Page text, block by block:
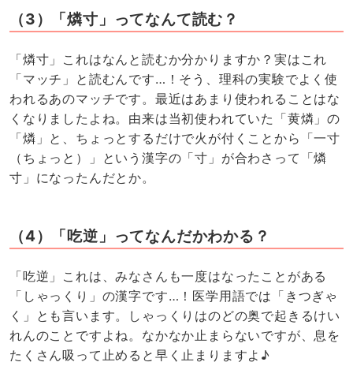
（3）「燐寸」ってなんて読む？
「燐寸」これはなんと読むか分かりますか？実はこれ
「マッチ」と読むんです…！そう、理科の実験でよく使
われるあのマッチです。最近はあまり使われることはな
くなりましたよね。由来は当初使われていた「黄燐」の
「燐」と、ちょっとするだけで火が付くことから「一寸
（ちょっと）」という漢字の「寸」が合わさって「燐
寸」になったんだとか。
（4）「吃逆」ってなんだかわかる？
「吃逆」これは、みなさんも一度はなったことがある
「しゃっくり」の漢字です…！医学用語では「きつぎゃ
く」とも言います。しゃっくりはのどの奥で起きるけい
れんのことですよね。なかなか止まらないですが、息を
たくさん吸って止めると早く止まりますよ♪